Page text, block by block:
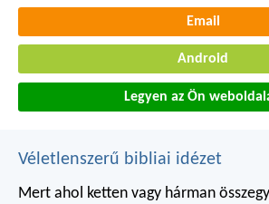
Email
Android
Legyen az Ön
Véletlenszerű bibliai idézet
Mert ahol ketten vagy hárman